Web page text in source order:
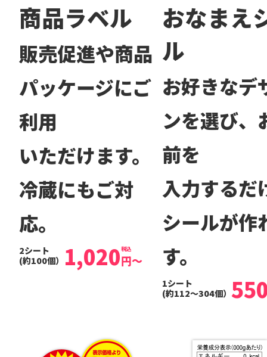
商品ラベル
販売促進や商品
パッケージにご
利用
いただけます。
冷蔵にもご対
応。
2シート
(約100個） 1,020円
税込
～
おなまえ
ル
お好きなデ
ンを選び、
前を
入力するだ
シールが作
す。
1シート
(約112～304個）